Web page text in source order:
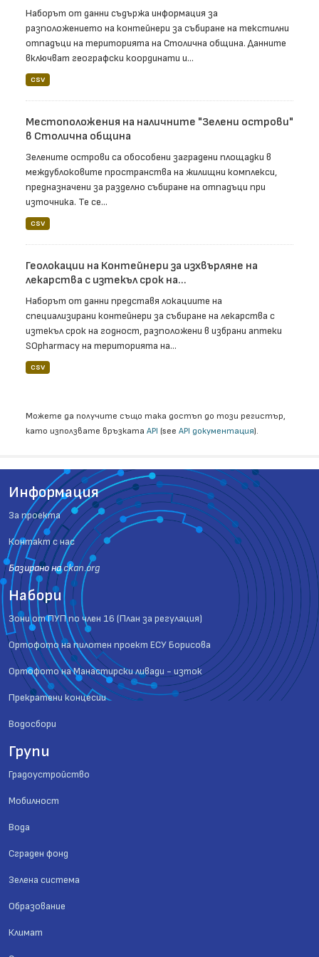
Наборът от данни съдържа информация за
разположението на контейнери за събиране на текстилни
отпадъци на територията на Столична община. Данните
включват географски координати и...
CSV
Местоположения на наличните "Зелени острови"
в Столична община
Зелените острови са обособени заградени площадки в
междублоковите пространства на жилищни комплекси,
предназначени за разделно събиране на отпадъци при
източника. Те се...
CSV
Геолокации на Контейнери за изхвърляне на
лекарства с изтекъл срок на...
Наборът от данни представя локациите на
специализирани контейнери за събиране на лекарства с
изтекъл срок на годност, разположени в избрани аптеки
SOpharmacy на територията на...
CSV
Можете да получите също така достъп до този регистър,
като използвате връзката API (see API документация).
Информация
За проекта
Контакт с нас
Базиранo наckan.org
Набори
Зони от ПУП по член 16 (План за регулация)
Ортофото на пилотен проект ЕСУ Борисова
Ортофото на Манастирски ливади - изток
Прекратени концесии
Водосбори
Групи
Градоустройство
Мобилност
Вода
Сграден фонд
Зелена система
Образование
Климат